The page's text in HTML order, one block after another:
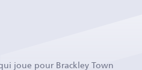
joue pour Brackley Town